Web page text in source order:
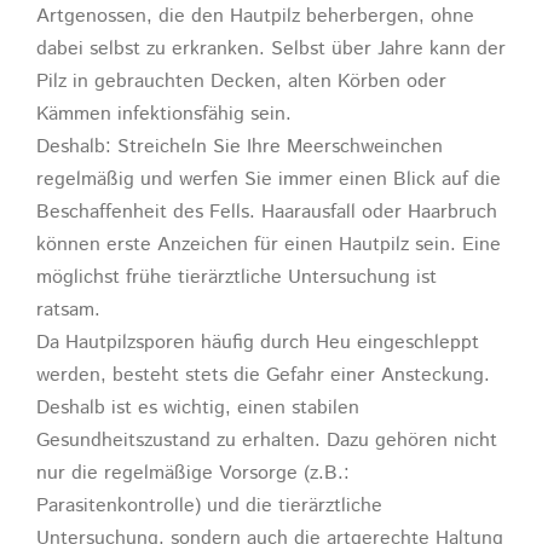
Artgenossen, die den Hautpilz beherbergen, ohne
dabei selbst zu erkranken. Selbst über Jahre kann der
Pilz in gebrauchten Decken, alten Körben oder
Kämmen infektionsfähig sein.
Deshalb: Streicheln Sie Ihre Meerschweinchen
regelmäßig und werfen Sie immer einen Blick auf die
Beschaffenheit des Fells. Haarausfall oder Haarbruch
können erste Anzeichen für einen Hautpilz sein. Eine
möglichst frühe tierärztliche Untersuchung ist
ratsam.
Da Hautpilzsporen häufig durch Heu eingeschleppt
werden, besteht stets die Gefahr einer Ansteckung.
Deshalb ist es wichtig, einen stabilen
Gesundheitszustand zu erhalten. Dazu gehören nicht
nur die regelmäßige Vorsorge (z.B.:
Parasitenkontrolle) und die tierärztliche